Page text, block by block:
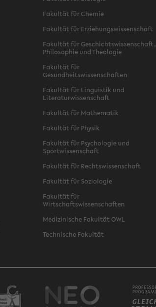
Fakultät für Chemie
Fakultät für Erziehungswissenschaft
Fakultät für Geschichtswissenschaft,
Philosophie und Theologie
Fakultät für
Gesundheitswissenschaften
Fakultät für Linguistik und
Literaturwissenschaft
Fakultät für Mathematik
Fakultät für Physik
Fakultät für Psychologie und
Sportwissenschaft
Fakultät für Rechtswissenschaft
Fakultät für Soziologie
Fakultät für
Wirtschaftswissenschaften
Medizinische Fakultät OWL
Technische Fakultät